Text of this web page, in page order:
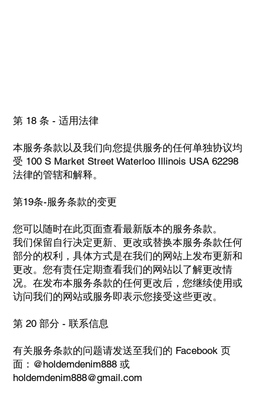
第 18 条 - 适用法律
本服务条款以及我们向您提供服务的任何单独协议均
受 100 S Market Street Waterloo Illinois USA 62298
法律的管辖和解释。
第19条-服务条款的变更
您可以随时在此页面查看最新版本的服务条款。
我们保留自行决定更新、更改或替换本服务条款任何
部分的权利，具体方式是在我们的网站上发布更新和
更改。您有责任定期查看我们的网站以了解更改情
况。在发布本服务条款的任何更改后，您继续使用或
访问我们的网站或服务即表示您接受这些更改。
第 20 部分 - 联系信息
有关服务条款的问题请发送至我们的 Facebook 页
面：@holdemdenim888 或
holdemdenim888@gmail.com